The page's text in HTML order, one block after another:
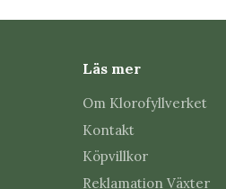
Läs mer
Om Klorofyllverket
Kontakt
Köpvillkor
Reklamation Växter